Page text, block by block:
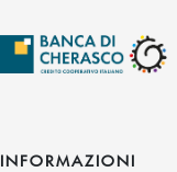
INFORMAZIONI